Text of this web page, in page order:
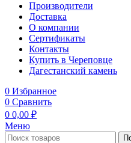
Производители
Доставка
О компании
Сертификаты
Контакты
Купить в Череповце
Дагестанский камень
0 Избранное
0 Сравнить
0 0,00 ₽
Меню